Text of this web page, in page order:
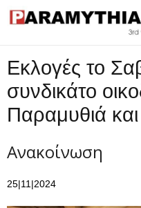
Ροή
Επικοινωνία
Εκλογές το
συνδικάτο
Παραμυθιά
Ανακοίνωση
25|11|2024